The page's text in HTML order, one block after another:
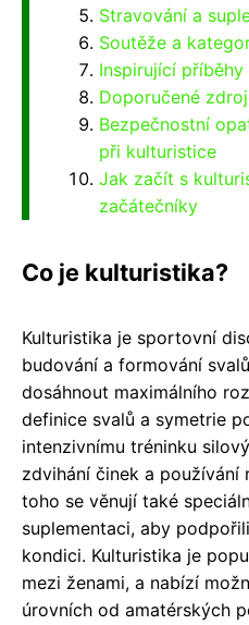
Stravování a
Soutěže a
Inspirující
Doporučené
Bezpečnostní
při kulturistice
Jak začít s
začátečníky
Co je kulturistika?
Kulturistika je sportovní
budování a formování
dosáhnout maximálního
definice svalů a symetrie
intenzivnímu tréninku
zdvihání činek a používání
toho se věnují také
suplementaci, aby
kondici. Kulturistika je
mezi ženami, a nabízí
úrovních od amatérských